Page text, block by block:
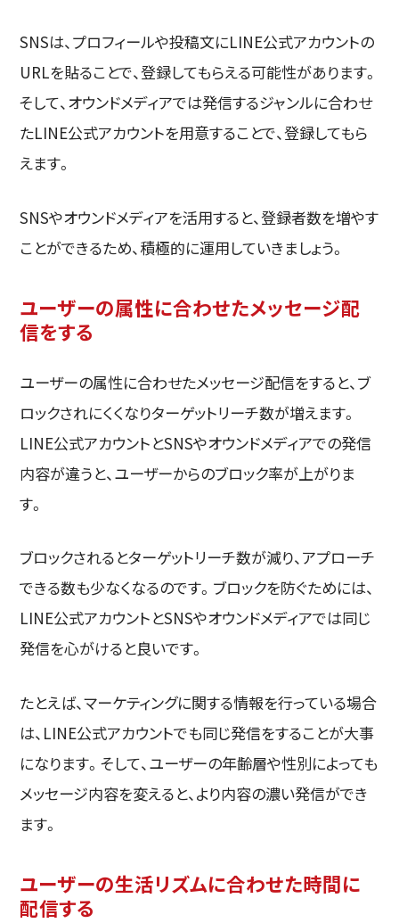
SNSは、プロフィールや投稿文にLINE公式アカウントの
URLを貼ることで、登録してもらえる可能性があります。
そして、オウンドメディアでは発信するジャンルに合わせ
たLINE公式アカウントを用意することで、登録してもら
えます。
SNSやオウンドメディアを活用すると、登録者数を増やす
ことができるため、積極的に運用していきましょう。
ユーザーの属性に合わせたメッセージ配
信をする
ユーザーの属性に合わせたメッセージ配信をすると、ブ
ロックされにくくなりターゲットリーチ数が増えます。
LINE公式アカウントとSNSやオウンドメディアでの発信
内容が違うと、ユーザーからのブロック率が上がりま
す。
ブロックされるとターゲットリーチ数が減り、アプローチ
できる数も少なくなるのです。ブロックを防ぐためには、
LINE公式アカウントとSNSやオウンドメディアでは同じ
発信を心がけると良いです。
たとえば、マーケティングに関する情報を行っている場合
は、LINE公式アカウントでも同じ発信をすることが大事
になります。そして、ユーザーの年齢層や性別によっても
メッセージ内容を変えると、より内容の濃い発信ができ
ます。
ユーザーの生活リズムに合わせた時間に
配信する